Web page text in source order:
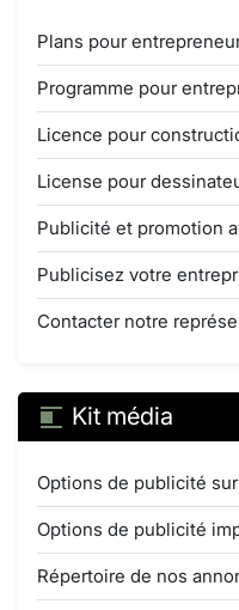
Plans pour
Programme pour
Licence pour
License pour
Publicité et promotion
Publicisez votre
Contacter notre
Kit média
Options de publicité
Options de publicité
Répertoire de nos